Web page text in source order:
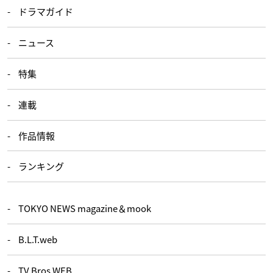
ドラマガイド
ニュース
特集
連載
作品情報
ランキング
TOKYO NEWS magazine＆mook
B.L.T.web
TV Bros.WEB